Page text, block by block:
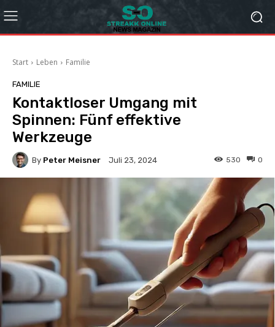
Start Leben Familie
FAMILIE
Kontaktloser Umgang mit
Spinnen: Fünf effektive
Werkzeuge
By Peter Meisner Juli 23, 2024 0
530